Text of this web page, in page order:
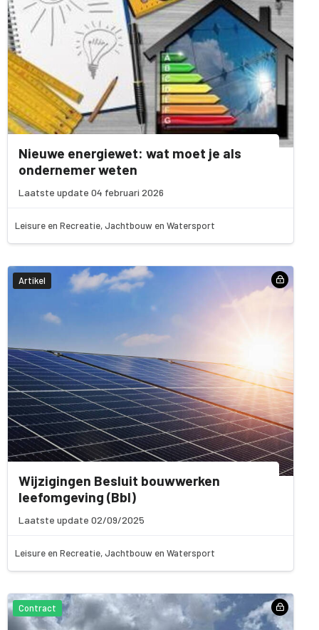
Nieuwe energiewet: wat moet je als
ondernemer weten
Laatste update 04 februari 2026
Leisure en Recreatie, Jachtbouw en Watersport
Artikel
Wijzigingen Besluit bouwwerken
leefomgeving (Bbl)
Laatste update 02/09/2025
Leisure en Recreatie, Jachtbouw en Watersport
Contract